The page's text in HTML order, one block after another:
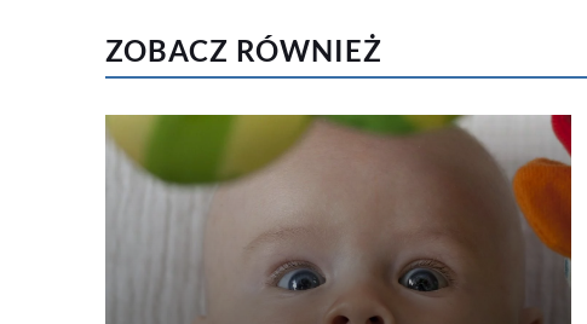
ZOBACZ RÓWNIEŻ